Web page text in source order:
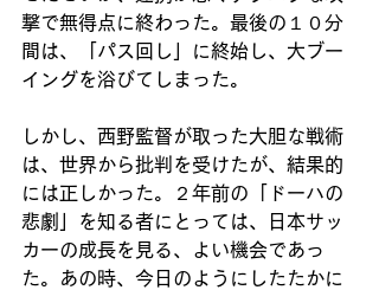
撃で無得点に終わった。最後の１０分
間は、「パス回し」に終始し、大ブー
イングを浴びてしまった。
しかし、西野監督が取った大胆な戦術
は、世界から批判を受けたが、結果的
には正しかった。２年前の「ドーハの
悲劇」を知る者にとっては、日本サッ
カーの成長を見る、よい機会であっ
た。あの時、今日のようにしたたかに